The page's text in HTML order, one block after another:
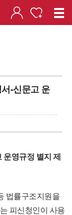
-신문고 운
영규정 별지 제
법률구조지원을
피신청인이 사용